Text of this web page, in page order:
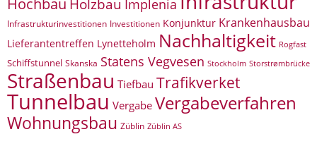
Hochbau Holzbau Implenia
Infrastrukturinvestitionen Investitionen Konjunktur Krankenhausbau
Lieferantentreffen Lynetteholm Nachhaltigkeit Rogfast
Schiffstunnel Skanska Statens Vegvesen Stockholm Storstrømbrücke
Straßenbau Tiefbau Trafikverket
Tunnelbau Vergabe Vergabeverfahren
Wohnungsbau Züblin Züblin AS